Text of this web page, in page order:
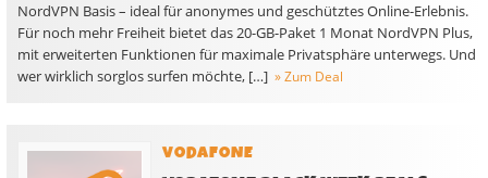
NordVPN Basis – ideal für anonymes und geschütztes Online-Erlebnis.
Für noch mehr Freiheit bietet das 20-GB-Paket 1 Monat NordVPN Plus,
mit erweiterten Funktionen für maximale Privatsphäre unterwegs. Und
wer wirklich sorglos surfen möchte, […] » Zum Deal
VODAFONE